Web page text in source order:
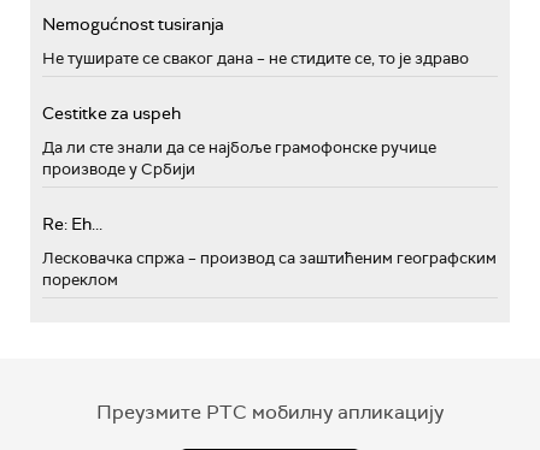
Nemogućnost tusiranja
Не туширате се сваког дана – не стидите се, то је здраво
Cestitke za uspeh
Да ли сте знали да се најбоље грамофонске ручице
производе у Србији
Re: Eh...
Лесковачка спржа – производ са заштићеним географским
пореклом
Преузмите РТС мобилну апликацију